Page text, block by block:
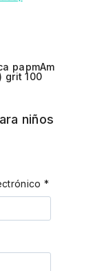
papmAm
grit 100
niños
*